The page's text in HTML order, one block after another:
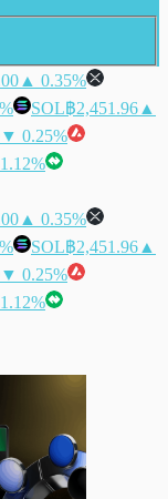
▲ 0.35%
SOL฿2,451.96 ▲
▼ 0.25%
▲ 0.35%
SOL฿2,451.96 ▲
▼ 0.25%